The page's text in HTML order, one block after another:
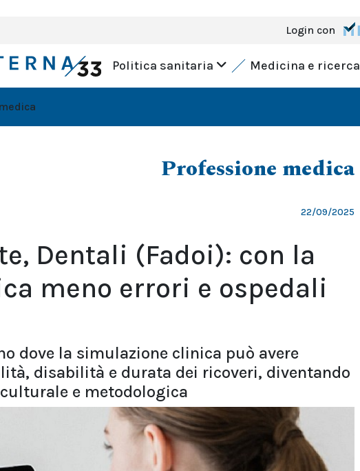
Login con
Politica sanitaria Medicina e ricerca
Professione medica
22/09/2025
Dentali (Fadoi): con la
meno errori e ospedali
dove la simulazione clinica può avere
disabilità e durata dei ricoveri, diventando
e metodologica